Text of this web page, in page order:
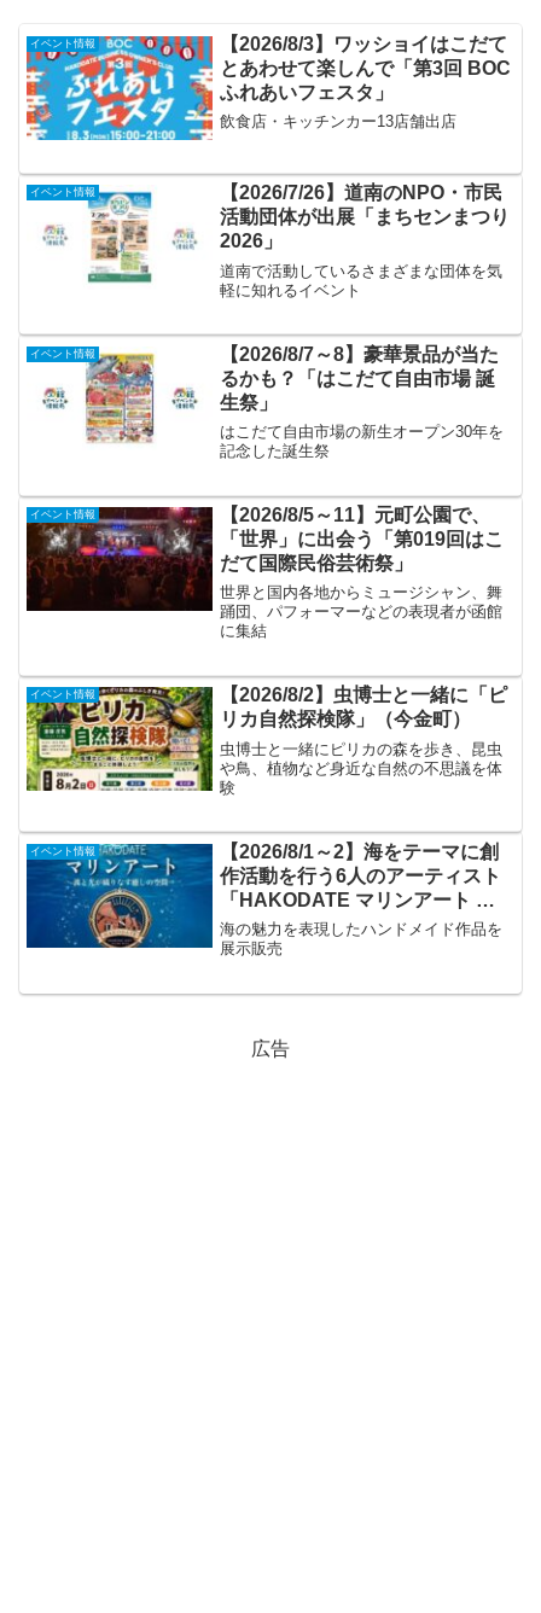
イベント情報
【2026/8/3】ワッショイはこだて
とあわせて楽しんで「第3回 BOC
ふれあいフェスタ」
飲食店・キッチンカー13店舗出店
イベント情報
【2026/7/26】道南のNPO・市民
活動団体が出展「まちセンまつり
2026」
道南で活動しているさまざまな団体を気
軽に知れるイベント
イベント情報
【2026/8/7～8】豪華景品が当た
るかも？「はこだて自由市場 誕
生祭」
はこだて自由市場の新生オープン30年を
記念した誕生祭
イベント情報
【2026/8/5～11】元町公園で、
「世界」に出会う「第019回はこ
だて国際民俗芸術祭」
世界と国内各地からミュージシャン、舞
踊団、パフォーマーなどの表現者が函館
に集結
イベント情報
【2026/8/2】虫博士と一緒に「ピ
リカ自然探検隊」（今金町）
虫博士と一緒にピリカの森を歩き、昆虫
や鳥、植物など身近な自然の不思議を体
験
イベント情報
【2026/8/1～2】海をテーマに創
作活動を行う6人のアーティスト
「HAKODATE マリンアート ～
波と光が織りなす癒しの空間～」
海の魅力を表現したハンドメイド作品を
展示販売
広告